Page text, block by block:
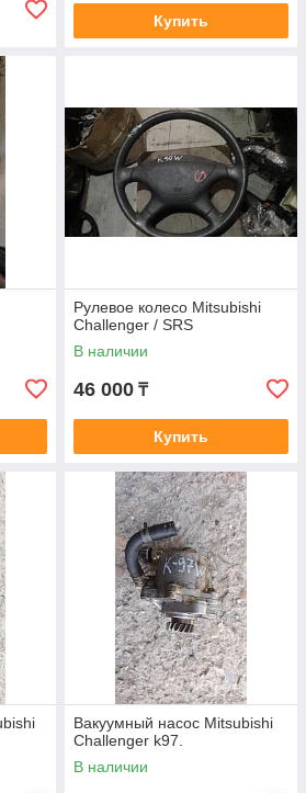
Купить
Рулевое колесо Mitsubishi
Challenger / SRS
В наличии
46 000 ₸
Купить
Вакуумный насос Mitsubishi
Challenger k97.
В наличии